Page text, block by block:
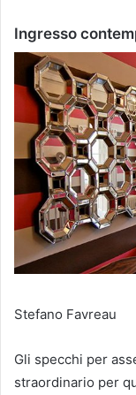
Ingresso
Stefano Favreau
Gli specchi per
straordinario per